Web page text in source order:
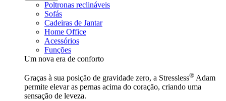
Poltronas reclináveis
Sofás
Cadeiras de Jantar
Home Office
Acessórios
Funções
Um nova era de conforto
Graças à sua posição de gravidade zero, a Stressless® Adam
permite elevar as pernas acima do coração, criando uma
sensação de leveza.